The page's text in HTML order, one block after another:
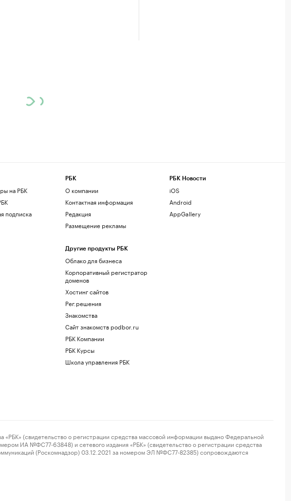
на РБК
подписка
РБК
О компании
Контактная информация
Редакция
Размещение рекламы
Другие продукты РБК
Облако для бизнеса
Корпоративный регистратор
доменов
Хостинг сайтов
Рег.решения
Знакомства
Сайт знакомств podbor.ru
РБК Компании
РБК Курсы
Школа управления РБК
РБК Новости
iOS
Android
AppGallery
(свидетельство о регистрации средства массовой информации выдано Федеральной
ИА №ФС77-63848) и сетевого издания «РБК» (свидетельство о регистрации средства
(Роскомнадзор) 03.12.2021 за номером ЭЛ №ФС77-82385) сопровождаются